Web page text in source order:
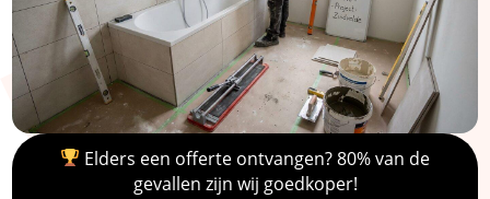
Elders een offerte ontvangen? 80% van de
gevallen zijn wij goedkoper!